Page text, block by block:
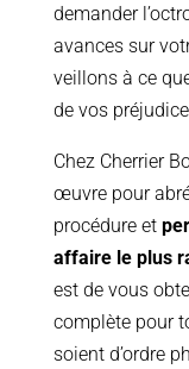
demander
avances sur
veillons à ce
de vos
Chez Cherrier
œuvre pour
procédure et
affaire le plus
est de vous
complète pour
soient d’ordre